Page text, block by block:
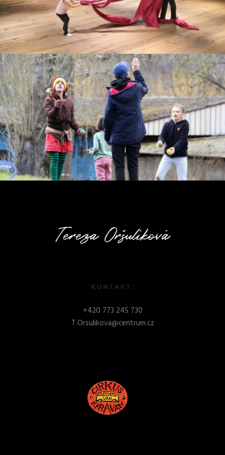
KONTAKT:
+420 773 245 730
T.Orsulikova@centrum.cz